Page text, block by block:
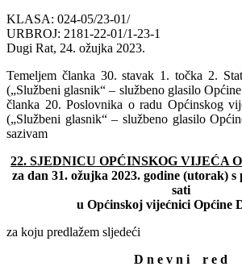
KLASA: 024-05/23-01/
URBROJ: 2181-22-01/1-23-1
Dugi Rat, 24. ožujka 2023.
Temeljem članka 30. stavak 1. točka 2.
(„Službeni glasnik“ – službeno glasilo
članka 20. Poslovnika o radu Općinskog
(„Službeni glasnik“ – službeno glasilo
sazivam
22. SJEDNICU OPĆINSKOG VIJEĆA
za dan 31. ožujka 2023. godine (utorak) s
sati
u Općinskoj vijećnici Općine
za koju predlažem sljedeći
D n e v n i r e d